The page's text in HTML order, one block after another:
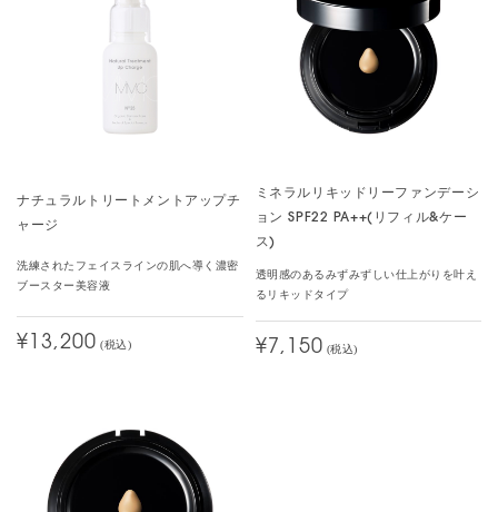
ナチュラルトリートメントアップチ
ャージ
洗練されたフェイスラインの肌へ導く濃密
ブースター美容液
¥13,200 (税込)
ミネラルリキッドリーファンデーシ
ョン SPF22 PA++(リフィル&ケー
ス)
透明感のあるみずみずしい仕上がりを叶え
るリキッドタイプ
¥7,150 (税込)